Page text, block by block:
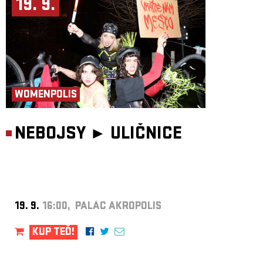
19. 9.
WOMENPOLIS
NEBOJSY ► ULIČNICE
19. 9. 16:00, PALÁC AKROPOLIS
KUP TEĎ!